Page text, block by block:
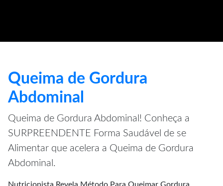
Queima de Gordura
Abdominal
Queima de Gordura Abdominal! Conheça a
SURPREENDENTE Forma Saudável de se
Alimentar que acelera a Queima de Gordura
Abdominal.